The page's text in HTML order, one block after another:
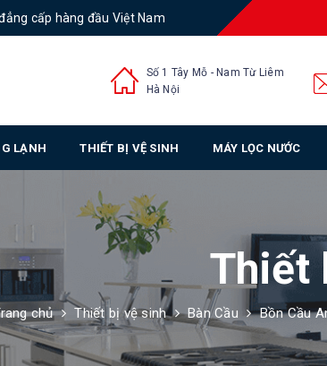
cấp hàng đầu Việt Nam
Số 1 Tây Mỗ - Nam Từ Liêm
Hà Nội
LẠNH THIẾT BỊ VỆ SINH MÁY LỌC NƯỚC
Thiết
chủ Thiết bị vệ sinh Bàn Cầu Bồn Cầu